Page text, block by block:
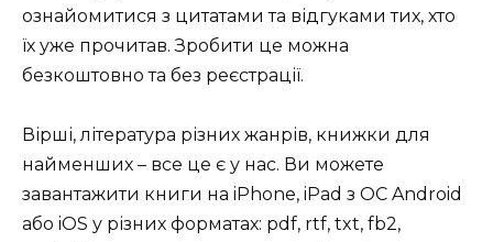
ознайомитися з цитатами та відгуками тих, хто
їх уже прочитав. Зробити це можна
безкоштовно та без реєстрації.
Вірші, література різних жанрів, книжки для
найменших – все це є у нас. Ви можете
завантажити книги на iPhone, iPad з ОС Android
або iOS у різних форматах: pdf, rtf, txt, fb2,